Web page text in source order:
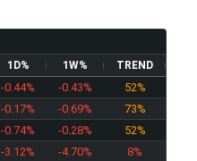
1D% 1W% TREND
-0.44% -0.43%
52%
-0.17% -0.69%
73%
-0.74% -0.28%
52%
-3.12% -4.70%
8%